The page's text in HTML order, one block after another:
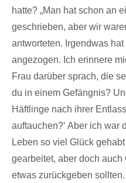
hatte? „Man hat schon an
geschrieben, aber wir
antworteten. Irgendwas
angezogen. Ich erinnere
Frau darüber sprach, die
du in einem Gefängnis?
Häftlinge nach ihrer
auftauchen?‘ Aber ich war
Leben so viel Glück
gearbeitet, aber doch
etwas zurückgeben